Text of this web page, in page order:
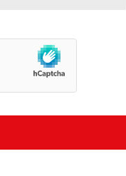
de la peau, une
Ne pas disperser
Ne pas exposer à
de chaleur et des